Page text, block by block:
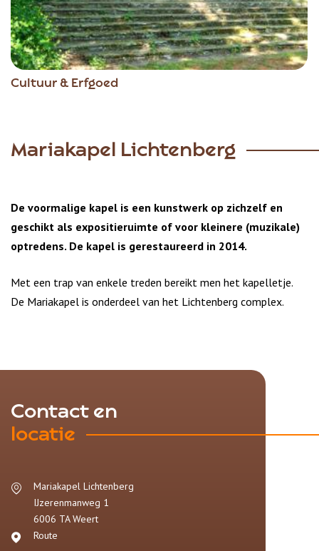
Cultuur & Erfgoed
Mariakapel Lichtenberg
De voormalige kapel is een kunstwerk op zichzelf en
geschikt als expositieruimte of voor kleinere (muzikale)
optredens. De kapel is gerestaureerd in 2014.
Met een trap van enkele treden bereikt men het kapelletje.
De Mariakapel is onderdeel van het Lichtenberg complex.
Contact en
locatie
Mariakapel Lichtenberg
IJzerenmanweg 1
6006 TA Weert
Route